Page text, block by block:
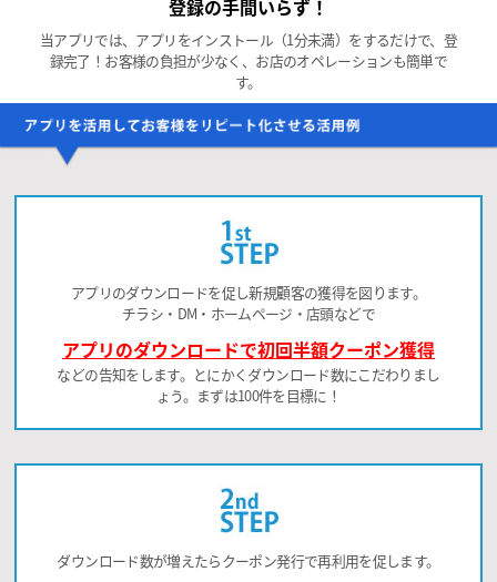
登録の手間いらず！
当アプリでは、アプリをインストール（1分未満）をするだけで、登
録完了！お客様の負担が少なく、お店のオペレーションも簡単で
す。
アプリのダウンロードを促し新規顧客の獲得を図ります。
チラシ・DM・ホームページ・店頭などで
アプリのダウンロードで初回半額クーポン獲得
などの告知をします。とにかくダウンロード数にこだわりまし
ょう。まずは100件を目標に！
ダウンロード数が増えたらクーポン発行で再利用を促します。